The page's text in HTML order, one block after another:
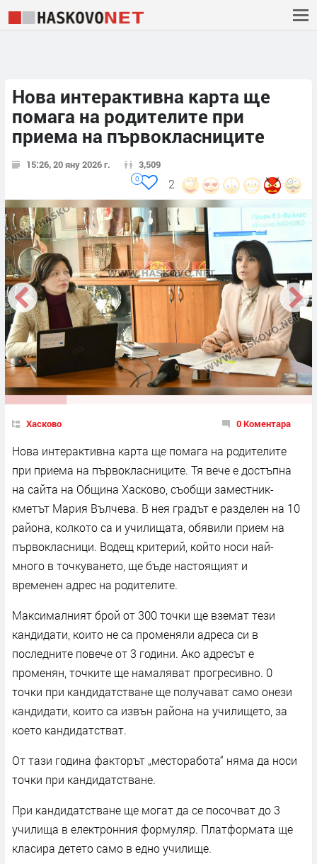
Нова интерактивна карта ще
помага на родителите при
приема на първокласниците
15:26, 20 яну 2026 г. 3,509
2
0
Хасково 0 Коментара
Нова интерактивна карта ще помага на родителите
при приема на първокласниците. Тя вече е достъпна
на сайта на Община Хасково, съобщи заместник-
кметът Мария Вълчева. В нея градът е разделен на 10
района, колкото са и училищата, обявили прием на
първокласници. Водещ критерий, който носи най-
много в точкуването, ще бъде настоящият и
временен адрес на родителите.
Максималният брой от 300 точки ще вземат тези
кандидати, които не са променяли адреса си в
последните повече от 3 години. Ако адресът е
променян, точките ще намаляват прогресивно. 0
точки при кандидатстване ще получават само онези
кандидати, които са извън района на училището, за
което кандидатстват.
От тази година факторът „месторабота“ няма да носи
точки при кандидатстване.
При кандидатстване ще могат да се посочват до 3
училища в електронния формуляр. Платформата ще
класира детето само в едно училище.